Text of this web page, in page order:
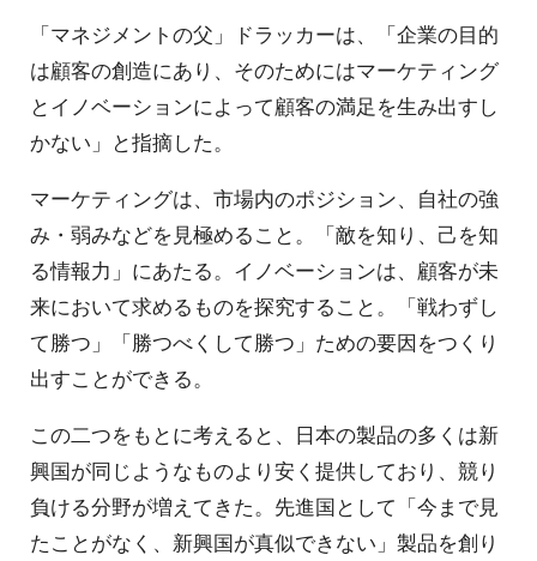
「マネジメントの父」ドラッカーは、「企業の目的
は顧客の創造にあり、そのためにはマーケティング
とイノベーションによって顧客の満足を生み出すし
かない」と指摘した。
マーケティングは、市場内のポジション、自社の強
み・弱みなどを見極めること。「敵を知り、己を知
る情報力」にあたる。イノベーションは、顧客が未
来において求めるものを探究すること。「戦わずし
て勝つ」「勝つべくして勝つ」ための要因をつくり
出すことができる。
この二つをもとに考えると、日本の製品の多くは新
興国が同じようなものより安く提供しており、競り
負ける分野が増えてきた。先進国として「今まで見
たことがなく、新興国が真似できない」製品を創り